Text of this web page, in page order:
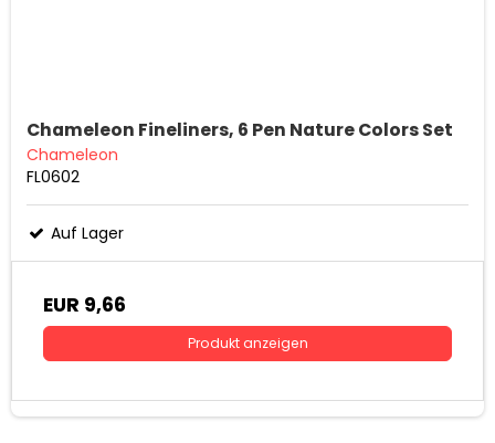
Chameleon Fineliners, 6 Pen Nature Colors Set
Chameleon
FL0602
Auf Lager
EUR 9,66
Produkt anzeigen